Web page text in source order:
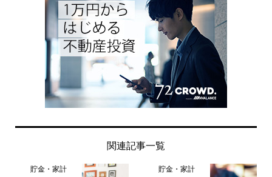
関連記事一覧
貯金・家計 貯金・家計